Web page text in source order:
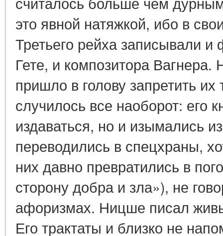
это явной натяжкой, ибо в
Третьего рейха записывали
Гете, и композитора Вагнера.
пришло в голову запретить
случилось все наоборот: его
издаваться, но и изымались
переводились в спецхраны,
них давно превратились в
сторону добра и зла»), не
афоризмах. Ницше писал
Его трактаты и близко не